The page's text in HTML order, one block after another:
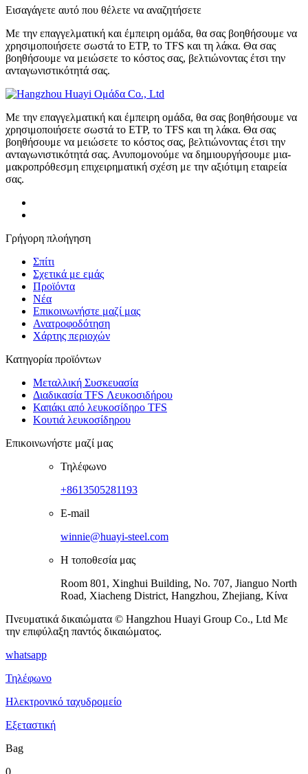
Εισαγάγετε αυτό που θέλετε να αναζητήσετε
Με την επαγγελματική και έμπειρη ομάδα, θα σας βοηθήσουμε να
χρησιμοποιήσετε σωστά το ETP, το TFS και τη λάκα. Θα σας
βοηθήσουμε να μειώσετε το κόστος σας, βελτιώνοντας έτσι την
ανταγωνιστικότητά σας.
Με την επαγγελματική και έμπειρη ομάδα, θα σας βοηθήσουμε να
χρησιμοποιήσετε σωστά το ETP, το TFS και τη λάκα. Θα σας
βοηθήσουμε να μειώσετε το κόστος σας, βελτιώνοντας έτσι την
ανταγωνιστικότητά σας. Ανυπομονούμε να δημιουργήσουμε μια-
μακροπρόθεσμη επιχειρηματική σχέση με την αξιότιμη εταιρεία
σας.
Γρήγορη πλοήγηση
Σπίτι
Σχετικά με εμάς
Προϊόντα
Νέα
Επικοινωνήστε μαζί μας
Ανατροφοδότηση
Χάρτης περιοχών
Κατηγορία προϊόντων
Μεταλλική Συσκευασία
Διαδικασία TFS Λευκοσιδήρου
Καπάκι από λευκοσίδηρο TFS
Κουτιά λευκοσίδηρου
Επικοινωνήστε μαζί μας
Τηλέφωνο
+8613505281193
E-mail
winnie@huayi-steel.com
Η τοποθεσία μας
Room 801, Xinghui Building, No. 707, Jianguo North
Road, Xiacheng District, Hangzhou, Zhejiang, Κίνα
Πνευματικά δικαιώματα © Hangzhou Huayi Group Co., Ltd Με
την επιφύλαξη παντός δικαιώματος.
whatsapp
Τηλέφωνο
Ηλεκτρονικό ταχυδρομείο
Εξεταστική
Bag